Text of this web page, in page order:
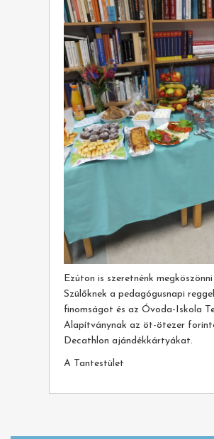
Ezúton is szeretnénk
Szülőknek a pedagógusnapi
finomságot és az Óvoda-Iskola
Alapítványnak az öt-ötezer
Decathlon ajándékkártyákat.
A Tantestület